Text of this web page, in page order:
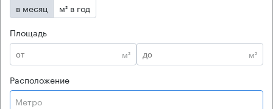
в месяц
м² в год
Площадь
м²
м²
Расположение
Метро